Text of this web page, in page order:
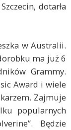
dotarła
w Australii.
ma już 6
Grammy.
Award i wiele
Zajmuje
popularnych
Będzie